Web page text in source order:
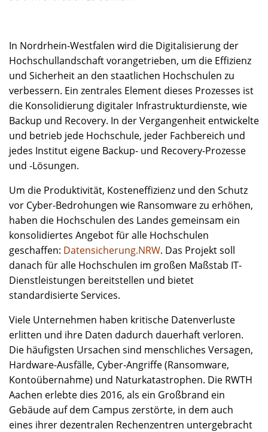
In Nordrhein-Westfalen wird die Digitalisierung der
Hochschullandschaft vorangetrieben, um die Effizienz
und Sicherheit an den staatlichen Hochschulen zu
verbessern. Ein zentrales Element dieses Prozesses ist
die Konsolidierung digitaler Infrastrukturdienste, wie
Backup und Recovery. In der Vergangenheit entwickelte
und betrieb jede Hochschule, jeder Fachbereich und
jedes Institut eigene Backup- und Recovery-Prozesse
und -Lösungen.
Um die Produktivität, Kosteneffizienz und den Schutz
vor Cyber-Bedrohungen wie Ransomware zu erhöhen,
haben die Hochschulen des Landes gemeinsam ein
konsolidiertes Angebot für alle Hochschulen
geschaffen: Datensicherung.NRW. Das Projekt soll
danach für alle Hochschulen im großen Maßstab IT-
Dienstleistungen bereitstellen und bietet
standardisierte Services.
Viele Unternehmen haben kritische Datenverluste
erlitten und ihre Daten dadurch dauerhaft verloren.
Die häufigsten Ursachen sind menschliches Versagen,
Hardware-Ausfälle, Cyber-Angriffe (Ransomware,
Kontoübernahme) und Naturkatastrophen. Die RWTH
Aachen erlebte dies 2016, als ein Großbrand ein
Gebäude auf dem Campus zerstörte, in dem auch
eines ihrer dezentralen Rechenzentren untergebracht